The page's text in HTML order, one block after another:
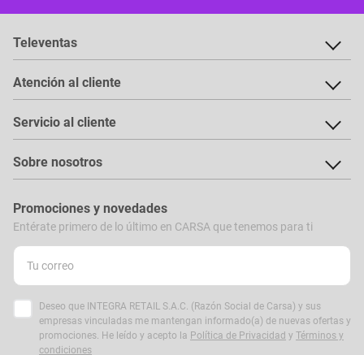
Televentas
Atención al cliente
Servicio al cliente
Sobre nosotros
Promociones y novedades
Entérate primero de lo último en CARSA que tenemos para ti
Deseo que INTEGRA RETAIL S.A.C. (Razón Social de Carsa) y sus
empresas vinculadas me mantengan informado(a) de nuevas ofertas y
promociones. He leído y acepto la Política de Privacidad y Términos y
condiciones